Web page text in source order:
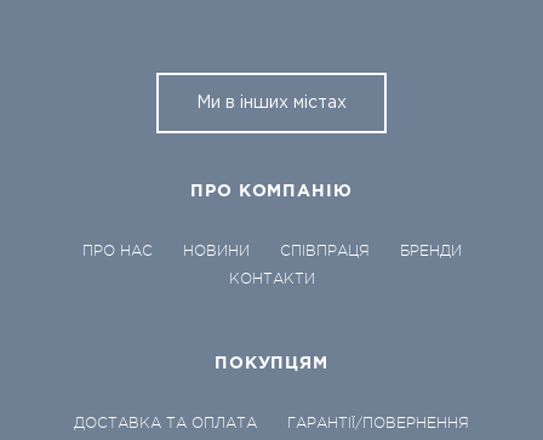
Ми в інших містах
ПРО КОМПАНІЮ
ПРО НАС НОВИНИ СПІВПРАЦЯ
БРЕНДИ
КОНТАКТИ
ПОКУПЦЯМ
ДОСТАВКА ТА ОПЛАТА
ГАРАНТІЇ/ПОВЕРНЕННЯ